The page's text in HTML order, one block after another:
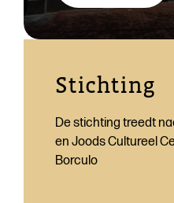
Stichting
De stichting treedt
en Joods Cultureel
Borculo